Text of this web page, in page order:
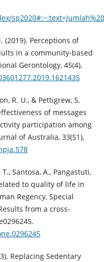
(2019). Perceptions of
in a community-based
Gerontology, 45(4),
R. U., & Pettigrew, S.
of messages
participation among
of Australia, 33(S1),
Santosa, A., Pangastuti,
to quality of life in
Regency, Special
from a cross-
Replacing Sedentary